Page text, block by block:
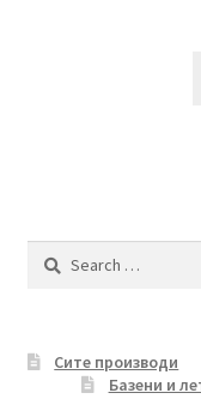
Search
Сите производи
Базени и